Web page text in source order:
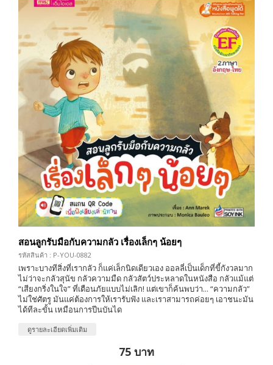
สอนลูกรับมือกับความกลัว เรื่องเล็กๆ น้อยๆ
รหัสสินค้า : P-YOU-0882
เพราะบางทีสิ่งที่เรากลัว ก็แค่เล็กนิดเดียวเอง ออลลี่เป็นเด็กที่ขี้กังวลมาก
ไม่ว่าจะกลัวสุนัข กลัวความมืด กลัวสัตว์ประหลาดในหนังสือ กลัวแม้แต่
“เสียงกริ่งในใจ” ที่เตือนภัยแบบไม่เลิก! แต่เขาก็ค้นพบว่า... “ความกลัว”
ไม่ใช่ศัตรู มันแค่ต้องการให้เรารับฟัง และเราสามารถค่อยๆ เอาชนะมัน
ได้ทีละขั้น เหมือนการปีนบันได
ดูรายละเอียดเพิ่มเติม
75 บาท